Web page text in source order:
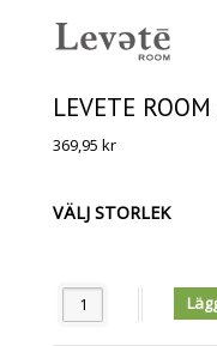
LEVETE
369,95kr
VÄLJ STORLEK
Antal